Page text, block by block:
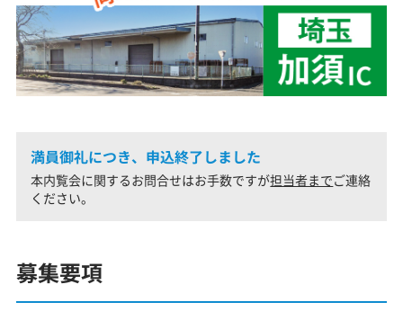
満員御礼につき、申込終了しました
本内覧会に関するお問合せはお手数ですが担当者までご連絡
ください。
募集要項